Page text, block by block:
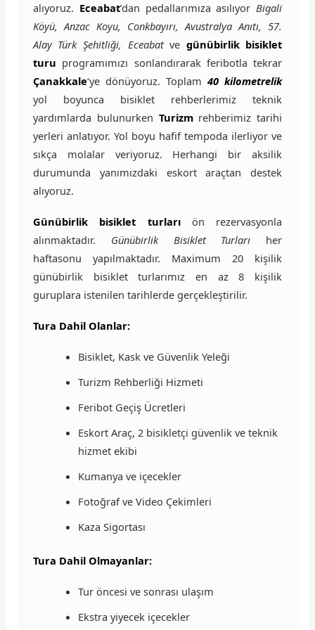
alıyoruz. Eceabat’dan pedallarımıza asılıyorBigali
Köyü, Anzac Koyu, Conkbayırı, Avustralya Anıtı, 57.
Alay Türk Şehitliği, Eceabatve günübirlik bisiklet
turu programımızı sonlandırarak feribotla tekrar
Çanakkale‘ye dönüyoruz. Toplam40 kilometrelik
yol boyunca bisiklet rehberlerimiz teknik
yardımlarda bulunurken Turizmrehberimiz tarihi
yerleri anlatıyor. Yol boyu hafif tempoda ilerliyor ve
sıkça molalar veriyoruz. Herhangi bir aksilik
durumunda yanımızdaki eskort araçtan destek
alıyoruz.
Günübirlik bisiklet turlarıön rezervasyonla
alınmaktadır. Günübirlik Bisiklet Turları her
haftasonu yapılmaktadır. Maximum 20 kişilik
günübirlik bisiklet turlarımız en az 8 kişilik
guruplara istenilen tarihlerde gerçekleştirilir.
Tura Dahil Olanlar:
Bisiklet, Kask ve Güvenlik Yeleği
Turizm Rehberliği Hizmeti
Feribot Geçiş Ücretleri
Eskort Araç, 2 bisikletçi güvenlik ve teknik
hizmet ekibi
Kumanya ve içecekler
Fotoğraf ve Video Çekimleri
Kaza Sigortası
Tura Dahil Olmayanlar:
Tur öncesi ve sonrası ulaşım
Ekstra yiyecek içecekler